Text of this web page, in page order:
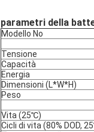
parametri della
Modello No
Tensione
Capacità
Energia
Dimensioni (L*W*H)
Peso
Vita (25℃)
Cicli di vita (80% DOD,